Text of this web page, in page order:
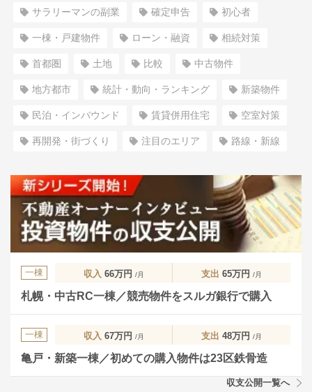
サラリーマンの副業 確定申告 初心者
一棟・戸建物件 ローン・融資 相続対策
首都圏 土地 比較 中古物件
地方都市 統計・動向・ランキング 新築物件
民泊・インバウンド 賃貸併用住宅 空室対策
再開発・街づくり 注目のエリア 路線・新線
一棟 収入 66万円 /月 支出 65万円 /月
札幌・中古RC一棟／競売物件をスルガ銀行で購入
一棟 収入 67万円 /月 支出 48万円 /月
亀戸・新築一棟／初めての購入物件は23区鉄骨造
収支公開一覧へ